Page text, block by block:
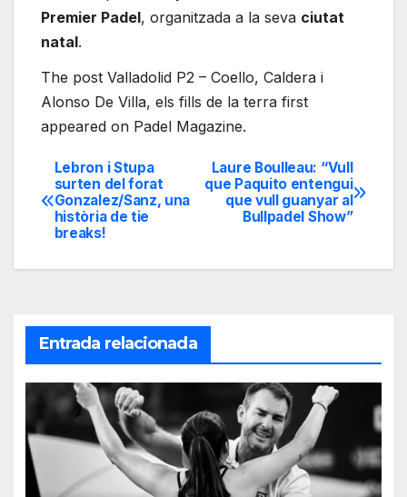
Premier Padel, organitzada a la seva ciutat
natal.
The post Valladolid P2 – Coello, Caldera i
Alonso De Villa, els fills de la terra first
appeared on Padel Magazine.
Navegación
de
Laure Boulleau: “Vull
que Paquito entengui
que vull guanyar al
Bullpadel Show”
Lebron i Stupa
surten del forat
Gonzalez/Sanz, una
història de tie
breaks!
Entrada relacionada